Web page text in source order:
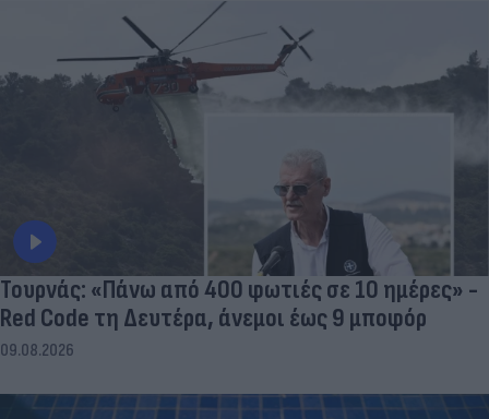
Τουρνάς: «Πάνω από 400 φωτιές σε 10 ημέρες» -
Red Code τη Δευτέρα, άνεμοι έως 9 μποφόρ
09.08.2026